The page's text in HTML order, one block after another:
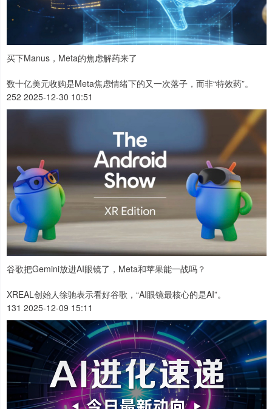
买下Manus，Meta的焦虑解药来了
数十亿美元收购是Meta焦虑情绪下的又一次落子，而非“特效药”。
252 2025-12-30 10:51
谷歌把Gemini放进AI眼镜了，Meta和苹果能一战吗？
XREAL创始人徐驰表示看好谷歌，“AI眼镜最核心的是AI”。
131 2025-12-09 15:11